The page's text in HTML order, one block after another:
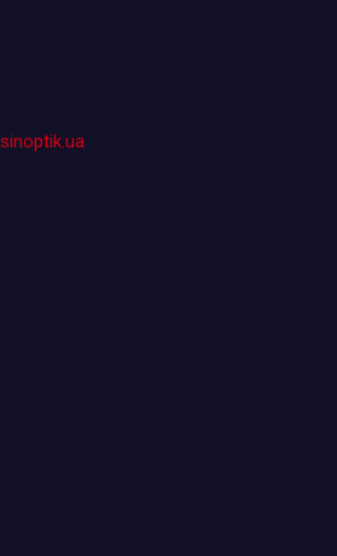
sinoptik.ua